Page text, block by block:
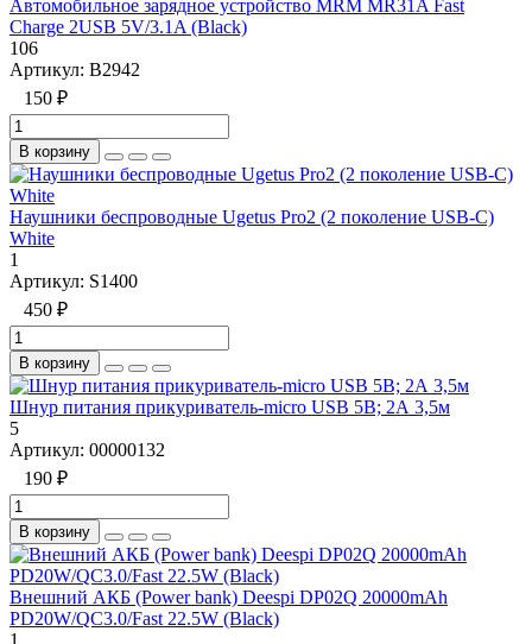
Автомобильное зарядное устройство MRM MR31A Fast
Charge 2USB 5V/3.1A (Black)
106
Артикул: B2942
150 ₽
В корзину
Наушники беспроводные Ugetus Pro2 (2 поколение USB-C)
White
1
Артикул: S1400
450 ₽
В корзину
Шнур питания прикуриватель-micro USB 5В; 2А 3,5м
5
Артикул: 00000132
190 ₽
В корзину
Внешний АКБ (Power bank) Deespi DP02Q 20000mAh
PD20W/QC3.0/Fast 22.5W (Black)
1